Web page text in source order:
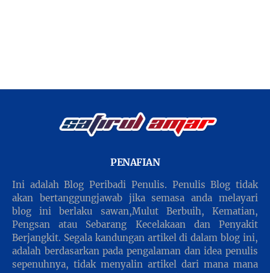
PENAFIAN
Ini adalah Blog Peribadi Penulis. Penulis Blog tidak
akan bertanggungjawab jika semasa anda melayari
blog ini berlaku sawan,Mulut Berbuih, Kematian,
Pengsan atau Sebarang Kecelakaan dan Penyakit
Berjangkit. Segala kandungan artikel di dalam blog ini,
adalah berdasarkan pada pengalaman dan idea penulis
sepenuhnya, tidak menyalin artikel dari mana mana